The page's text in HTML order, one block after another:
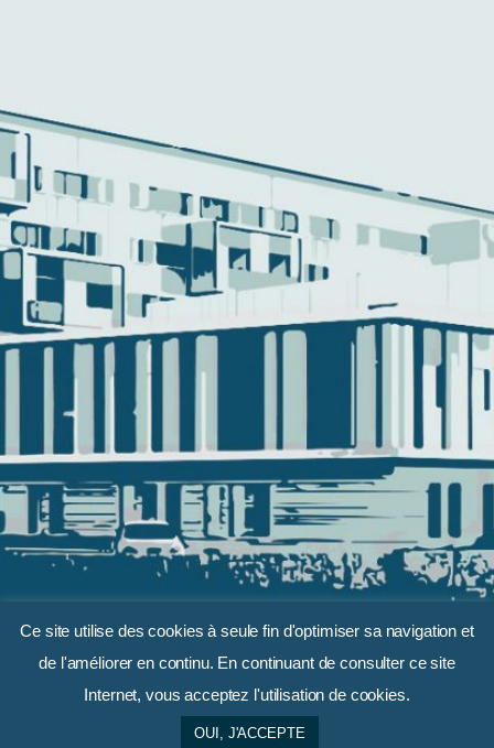
LIENS RAPIDES
Ce site utilise des cookies à seule fin d'optimiser sa navigation et
de l'améliorer en continu. En continuant de consulter ce site
Internet, vous acceptez l'utilisation de cookies.
OUI, J'ACCEPTE